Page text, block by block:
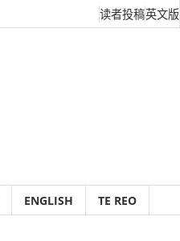
读者投稿英文版
ENGLISH TE REO